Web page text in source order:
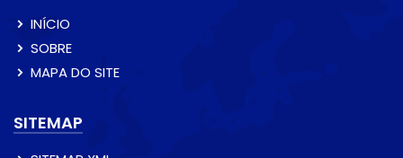
INÍCIO
SOBRE
MAPA DO SITE
SITEMAP